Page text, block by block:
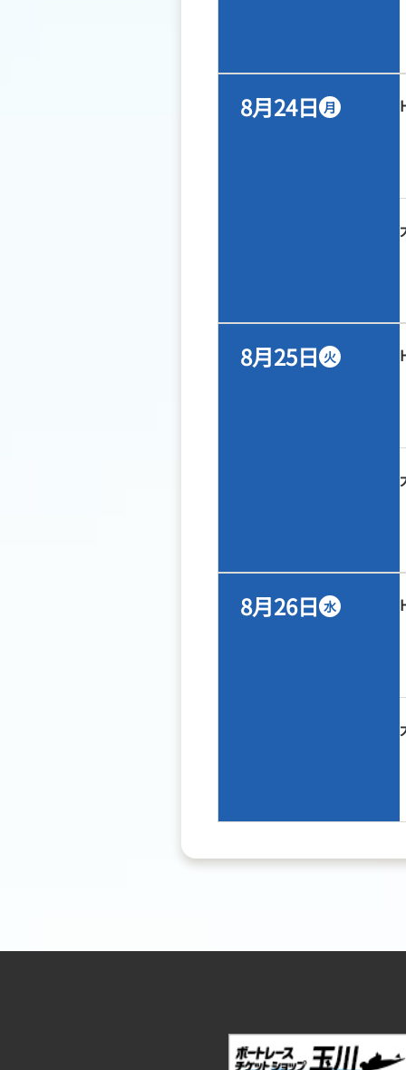
8月24日 月
8月25日 火
8月26日 水